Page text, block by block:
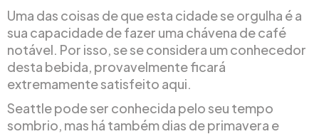
Uma das coisas de que esta cidade se orgulha é a
sua capacidade de fazer uma chávena de café
notável. Por isso, se se considera um conhecedor
desta bebida, provavelmente ficará
extremamente satisfeito aqui.
Seattle pode ser conhecida pelo seu tempo
sombrio, mas há também dias de primavera e